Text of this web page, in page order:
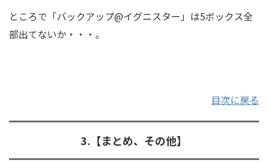
ところで「バックアップ@イグニスター」は5ボックス全
部出てないか・・・。
目次に戻る
3.【まとめ、その他】